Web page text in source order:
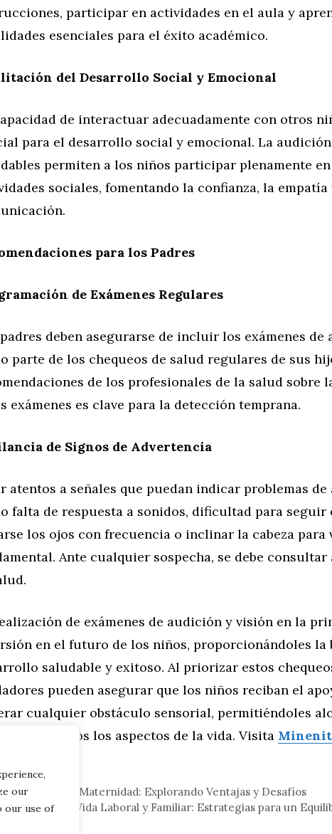
our
our use of
participar en actividades en el aula y
esenciales para el éxito académico.
del Desarrollo Social y Emocional
de interactuar adecuadamente con otros
para el desarrollo social y emocional. La
permiten a los niños participar plenamente
sociales, fomentando la confianza, la
para los Padres
de Exámenes Regulares
deben asegurarse de incluir los exámenes
parte de los chequeos de salud regulares de sus
de los profesionales de la salud sobre
exámenes es clave para la detección temprana.
de Signos de Advertencia
atentos a señales que puedan indicar problemas
falta de respuesta a sonidos, dificultad para seguir
los ojos con frecuencia o inclinar la cabeza para
Ante cualquier sospecha, se debe
de exámenes de audición y visión en la
en el futuro de los niños, proporcionándoles la
saludable y exitoso. Al priorizar estos
pueden asegurar que los niños reciban el
cualquier obstáculo sensorial, permitiéndoles
en todos los aspectos de la vida. Visita
,General
Sociales y Maternidad: Explorando Ventajas y Desafíos
la Vida Laboral y Familiar: Estrategias para un